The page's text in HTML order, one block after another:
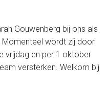
Gouwenberg bij ons als
Momenteel wordt zij door
vrijdag en per 1 oktober
versterken. Welkom bij